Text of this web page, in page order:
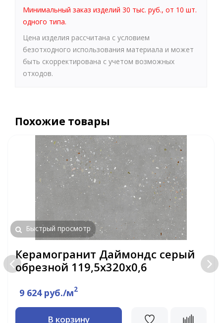
Минимальный заказ изделий 30 тыс. руб., от 10 шт.
одного типа.
Цена изделия рассчитана с условием
безотходного использования материала и может
быть скорректирована с учетом возможных
отходов.
Похожие товары
Быстрый просмотр
Керамогранит Даймондс серый
обрезной 119,5x320x0,6
9 624 руб./м2
В корзину